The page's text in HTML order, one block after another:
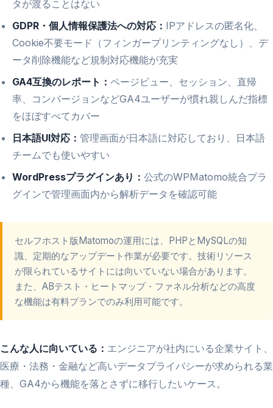
タが渡ることはない
GDPR・個人情報保護法への対応： IPアドレスの匿名化、
Cookie不要モード（フィンガープリンティングなし）、デ
ータ削除機能など規制対応機能が充実
GA4互換のレポート： ページビュー、セッション、直帰
率、コンバージョンなどGA4ユーザーが慣れ親しんだ指標
をほぼすべてカバー
日本語UI対応： 管理画面が日本語に対応しており、日本語
チームでも使いやすい
WordPressプラグインあり： 公式のWPMatomo統合プラ
グインで管理画面内から解析データを確認可能
セルフホスト版Matomoの運用には、PHPとMySQLの知
識、定期的なアップデート作業が必要です。技術リソース
が限られているサイトには向いていない場合があります。
また、ABテスト・ヒートマップ・ファネル分析などの高度
な機能は有料プランでのみ利用可能です。
こんな人に向いている： エンジニアが社内にいる企業サイト、
医療・法務・金融など高いデータプライバシーが求められる業
種、GA4から機能を落とさずに移行したいケース。